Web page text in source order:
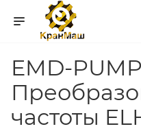
EMD-
частоты